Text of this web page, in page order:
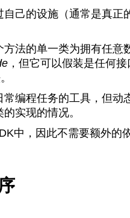
己的设施（通常是真
法的单一类为拥有任
，但它可以假装是任何
常编程任务的工具，但
实现的情况。
中，因此不需要额外的